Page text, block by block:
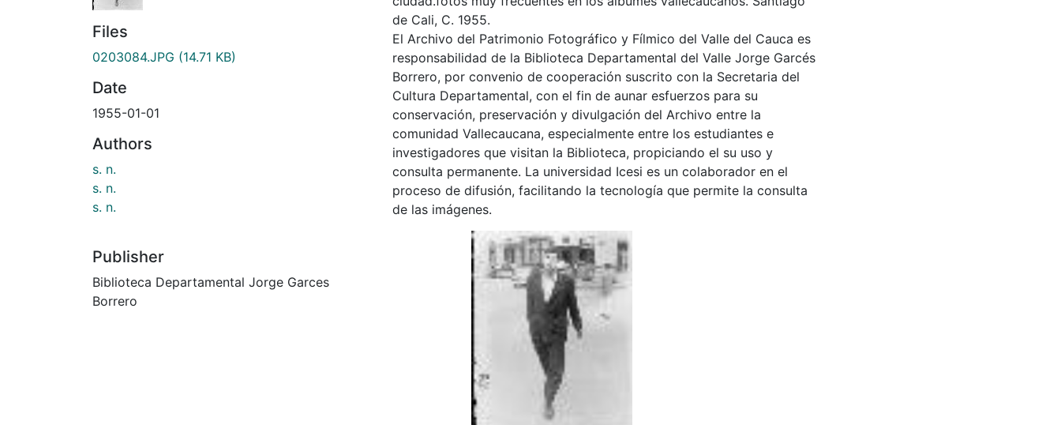
Files
0203084.JPG (14.71 KB)
Date
1955-01-01
Authors
s. n.
s. n.
s. n.
Publisher
Biblioteca Departamental Jorge Garces
Borrero
de Cali, C. 1955.
El Archivo del Patrimonio Fotográfico y Fílmico del Valle del Cauca es
responsabilidad de la Biblioteca Departamental del Valle Jorge Garcés
Borrero, por convenio de cooperación suscrito con la Secretaria del
Cultura Departamental, con el fin de aunar esfuerzos para su
conservación, preservación y divulgación del Archivo entre la
comunidad Vallecaucana, especialmente entre los estudiantes e
investigadores que visitan la Biblioteca, propiciando el su uso y
consulta permanente. La universidad Icesi es un colaborador en el
proceso de difusión, facilitando la tecnología que permite la consulta
de las imágenes.